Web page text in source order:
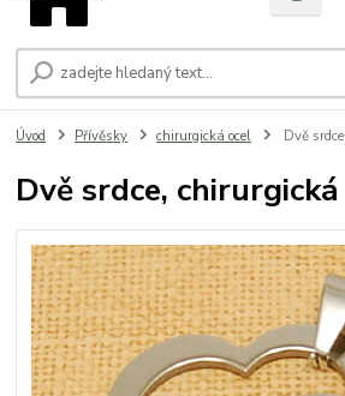
Úvod Přívěsky chirurgická ocel Dvě
Dvě srdce,